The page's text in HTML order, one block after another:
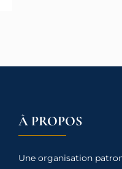
À PROPOS
Une organisation